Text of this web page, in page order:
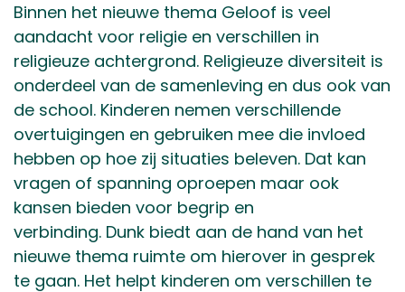
Binnen het nieuwe thema Geloof is veel
aandacht voor religie en verschillen in
religieuze achtergrond. Religieuze diversiteit is
onderdeel van de samenleving en dus ook van
de school. Kinderen nemen verschillende
overtuigingen en gebruiken mee die invloed
hebben op hoe zij situaties beleven. Dat kan
vragen of spanning oproepen maar ook
kansen bieden voor begrip en
verbinding. Dunk biedt aan de hand van het
nieuwe thema ruimte om hierover in gesprek
te gaan. Het helpt kinderen om verschillen te